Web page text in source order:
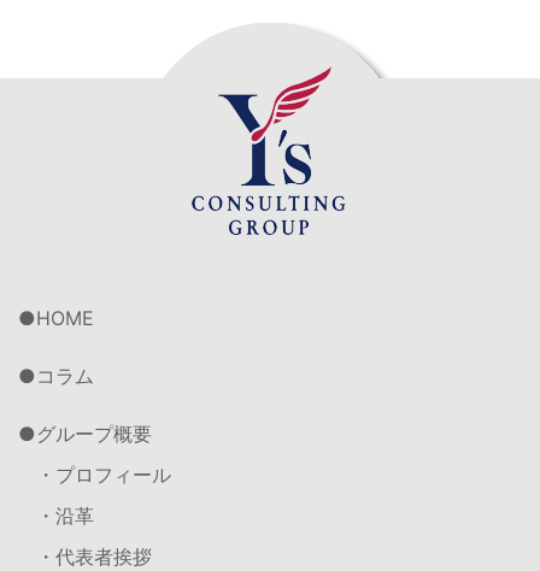
HOME
コラム
グループ概要
・プロフィール
・沿革
・代表者挨拶